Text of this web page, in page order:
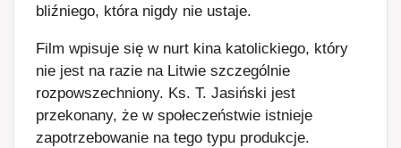
bliźniego, która nigdy nie ustaje.
Film wpisuje się w nurt kina katolickiego, który
nie jest na razie na Litwie szczególnie
rozpowszechniony. Ks. T. Jasiński jest
przekonany, że w społeczeństwie istnieje
zapotrzebowanie na tego typu produkcje.